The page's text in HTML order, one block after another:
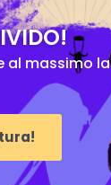
al massimo la